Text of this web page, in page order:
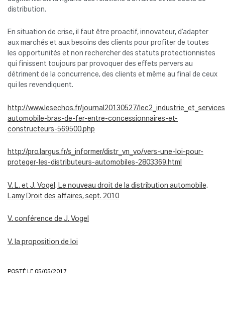
distribution.
En situation de crise, il faut être proactif, innovateur, d’adapter
aux marchés et aux besoins des clients pour profiter de toutes
les opportunités et non rechercher des statuts protectionnistes
qui finissent toujours par provoquer des effets pervers au
détriment de la concurrence, des clients et même au final de ceux
qui les revendiquent.
http://www.lesechos.fr/journal20130527/
automobile-bras-de-fer-entre-concessionnaires-et-
constructeurs-569500.php
http://pro.largus.fr/s_informer/distr_vn_vo/vers-une-loi-pour-
proteger-les-distributeurs-automobiles-2803369.html
V. L. et J. Vogel, Le nouveau droit de la distribution automobile,
Lamy Droit des affaires, sept. 2010
V. conférence de J. Vogel
V. la proposition de loi
POSTÉ LE 05/05/2017